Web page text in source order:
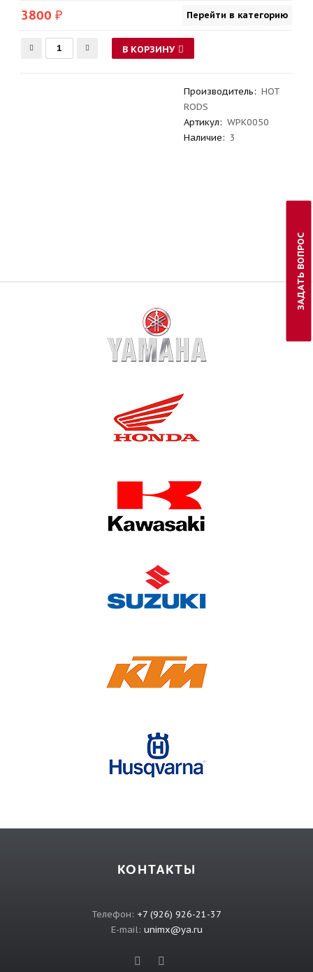
3800 ₽ Перейти в категорию
В КОРЗИНУ
Производитель: HOT
RODS
Артикул: WPK0050
Наличие: 3
КОНТАКТЫ
Телефон: +7 (926) 926-21-37
E-mail: unimx@ya.ru
ЗАДАТЬ ВОПРОС